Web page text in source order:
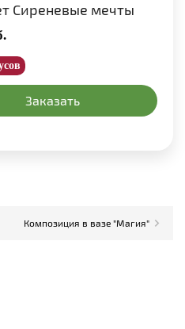
Композиция в вазе "Магия"
Сиреневые мечты
Заказать